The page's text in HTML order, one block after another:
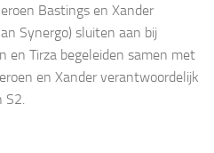
Bastings en Xander
Synergo) sluiten aan bij
en Tirza begeleiden samen met
en Xander verantwoordelijk
S2.